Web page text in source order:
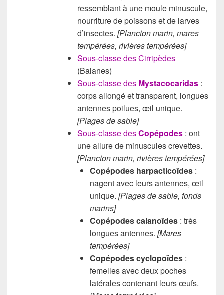
ressemblant à une moule minuscule,
nourriture de poissons et de larves
d’insectes. [Plancton marin, mares
tempérées, rivières tempérées]
Sous-classe des Cirripèdes
(Balanes)
Sous-classe des Mystacocaridas :
corps allongé et transparent, longues
antennes poilues, œil unique.
[Plages de sable]
Sous-classe desCopépodes : ont
une allure de minuscules crevettes.
[Plancton marin, rivières tempérées]
Copépodes harpacticoïdes :
nagent avec leurs antennes, œil
unique. [Plages de sable, fonds
marins]
Copépodes calanoïdes : très
longues antennes. [Mares
tempérées]
Copépodes cyclopoïdes :
femelles avec deux poches
latérales contenant leurs œufs.